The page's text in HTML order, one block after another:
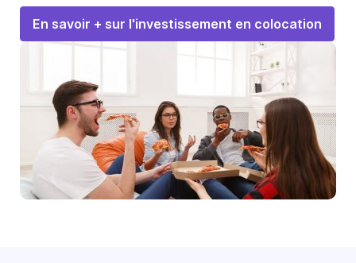
En savoir + sur l'investissement en colocation